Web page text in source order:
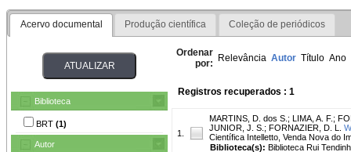
Acervo documental Produção científica Coleção de periódicos
Biblioteca
BRT (1)
Autor
Ordenar
por: Relevância Autor Título Ano
Registros recuperados : 1
1.
MARTINS, D. dos S. ; LIMA, A. F. ;
JUNIOR, J. S. ; FORNAZIER, D. L.
Científica Intelletto, Venda Nova do
Biblioteca(s): Biblioteca Rui